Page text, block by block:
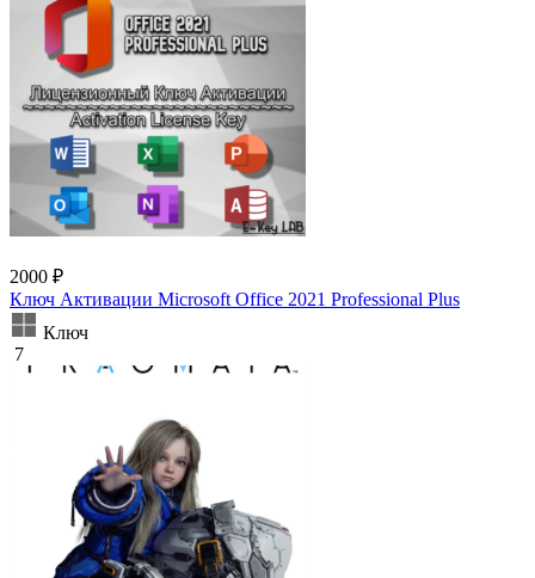
2000 ₽
Ключ Активации Microsoft Office 2021 Professional Plus
Ключ
7